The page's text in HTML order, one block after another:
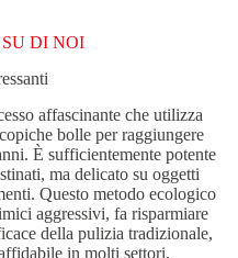
DI NOI
affascinante che utilizza
bolle per raggiungere
È sufficientemente potente
ma delicato su oggetti
Questo metodo ecologico
aggressivi, fa risparmiare
della pulizia tradizionale,
in molti settori.